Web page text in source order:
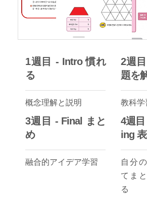
1週目 - Intro 慣れ
る
概念理解と説明
2週
題を
教科学
3週目 - Final まと
め
融合的アイデア学習
4週
ing
自分
てま
る